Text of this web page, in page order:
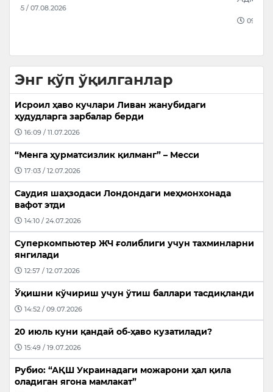
Энг кўп ўқилганлар
Исроил ҳаво кучлари Ливан жанубидаги
ҳудудларга зарбалар берди
16:09 / 11.07.2026
“Менга ҳурматсизлик қилманг” – Месси
17:03 / 12.07.2026
Саудия шаҳзодаси Лондондаги меҳмонхонада
вафот этди
14:10 / 24.07.2026
Суперкомпьютер ЖЧ ғолиблиги учун тахминларни
янгилади
12:57 / 12.07.2026
Ўқишни кўчириш учун ўтиш баллари тасдиқланди
14:52 / 09.07.2026
20 июль куни қандай об-ҳаво кузатилади?
15:49 / 19.07.2026
Рубио: “АҚШ Украинадаги можарони ҳал қила
оладиган ягона мамлакат”